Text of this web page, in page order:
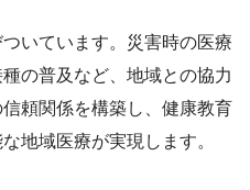
いています。災害時の医療
の普及など、地域との協力
頼関係を構築し、健康教育
地域医療が実現します。